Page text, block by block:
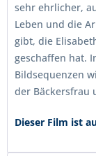
sehr ehrlicher,
Leben und die
gibt, die
geschaffen hat.
Bildsequenzen
der Bäckersfrau
Dieser Film ist